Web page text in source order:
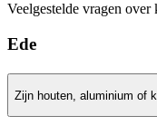
Veelgestelde vragen
Ede
Zijn houten, aluminium of